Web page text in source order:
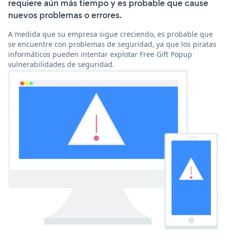
requiere aún más tiempo y es probable que cause
nuevos problemas o errores.
A medida que su empresa sigue creciendo, es probable que
se encuentre con problemas de seguridad, ya que los piratas
informáticos pueden intentar explotar Free Gift Popup
vulnerabilidades de seguridad.